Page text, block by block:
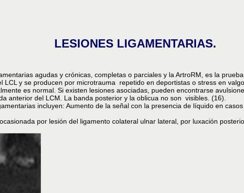
LESIONES LIGAMENTARIAS.
agudas y crónicas, completas o parciales y la ArtroRM, es la
LCL y se producen por microtrauma repetido en deportistas o stress en
es normal. Si existen lesiones asociadas, pueden encontrarse
anterior del LCM. La banda posterior y la oblicua no son visibles. (16).
incluyen: Aumento de la señal con la presencia de líquido en
por lesión del ligamento colateral ulnar lateral, por luxación